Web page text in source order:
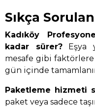
Sıkça
Kadıköy
kadar sürer?Eşya
mesafe gibi faktörlere
gün içinde
Paketleme hizmeti
paket veya sadece